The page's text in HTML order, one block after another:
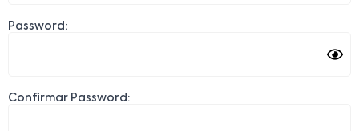
Password:
Confirmar Password: